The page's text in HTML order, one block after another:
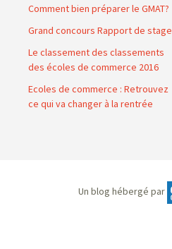
Comment bien préparer le GMAT?
Grand concours Rapport de stage
Le classement des classements
des écoles de commerce 2016
Ecoles de commerce : Retrouvez
ce qui va changer à la rentrée
Un blog hébergé par